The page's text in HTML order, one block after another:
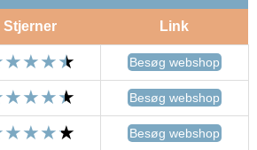
Stjerner Link
Besøg webshop
Besøg webshop
Besøg webshop